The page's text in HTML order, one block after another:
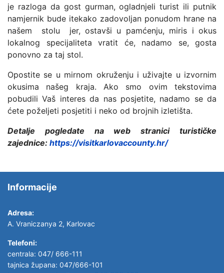
je razloga da gost gurman, ogladnjeli turist ili putnik
namjernik bude itekako zadovoljan ponudom hrane na
našem stolu jer, ostavši u pamćenju, miris i okus
lokalnog specijaliteta vratit će, nadamo se, gosta
ponovno za taj stol.
Opostite se u mirnom okruženju i uživajte u izvornim
okusima našeg kraja. Ako smo ovim tekstovima
pobudili Vaš interes da nas posjetite, nadamo se da
ćete poželjeti posjetiti i neko od brojnih izletišta.
Detalje pogledate na web stranici turističke
zajednice: https://visitkarlovaccounty.hr/
Informacije
Adresa:
A. Vraniczanya 2, Karlovac
Telefoni:
centrala: 047/ 666-111
tajnica župana: 047/666-101